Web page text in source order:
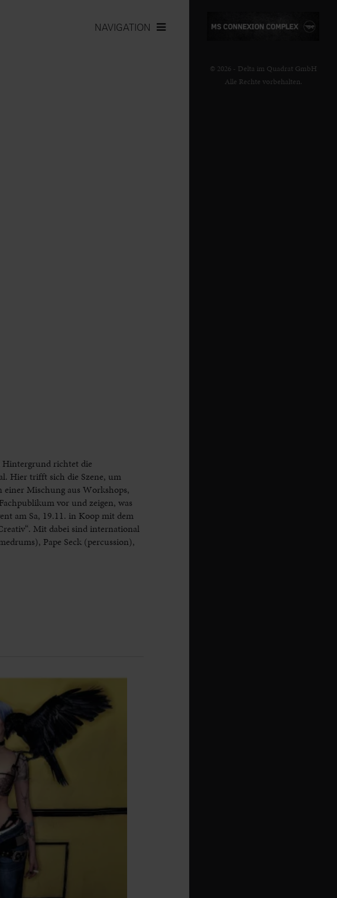
NAVIGATION
richtet die
Hier trifft sich die Szene, um
Mischung aus Workshops,
vor und zeigen, was
am Sa, 19.11. in Koop mit dem
Mit dabei sind international
Pape Seck (percussion),
© 2026 - Delta im Quadrat GmbH
Alle Rechte vorbehalten.